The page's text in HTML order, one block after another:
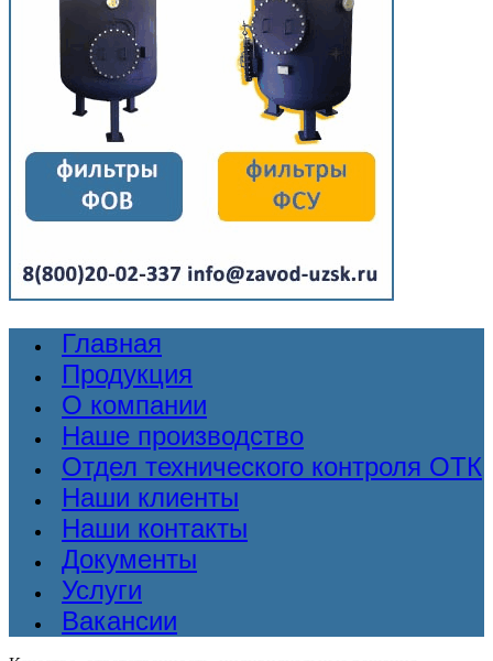
Главная
Продукция
О компании
Наше производство
Отдел технического контроля ОТК
Наши клиенты
Наши контакты
Документы
Услуги
Вакансии